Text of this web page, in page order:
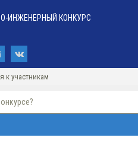
ИНЖЕНЕРНЫЙ КОНКУРС
к участникам